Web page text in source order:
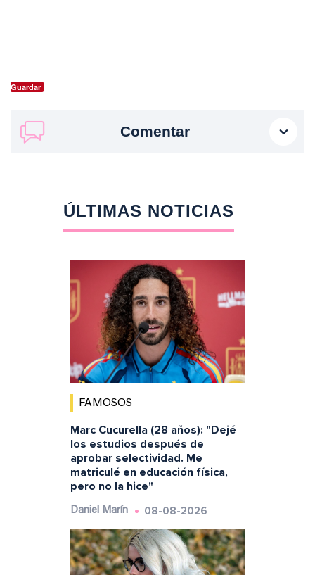
Guardar
Comentar
ÚLTIMAS NOTICIAS
FAMOSOS
Marc Cucurella (28 años): "Dejé
los estudios después de
aprobar selectividad. Me
matriculé en educación física,
pero no la hice"
Daniel Marín 08-08-2026